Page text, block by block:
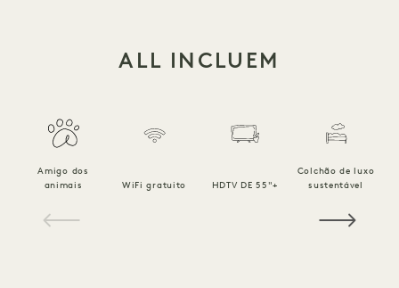
ALL INCLUEM
Amigo dos
animais
WiFi gratuito HDTV DE 55"+
Colchão de luxo
sustentável